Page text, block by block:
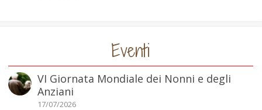
Eventi
VI Giornata Mondiale dei Nonni e degli
Anziani
17/07/2026